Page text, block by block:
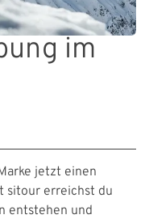
im
jetzt einen
sitour erreichst du
entstehen und